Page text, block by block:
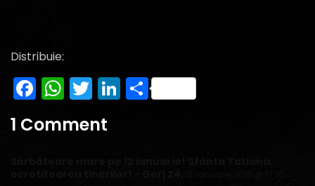
Distribuie:
Facebook
WhatsApp
Twitter
LinkedIn
Partajează
1 Comment